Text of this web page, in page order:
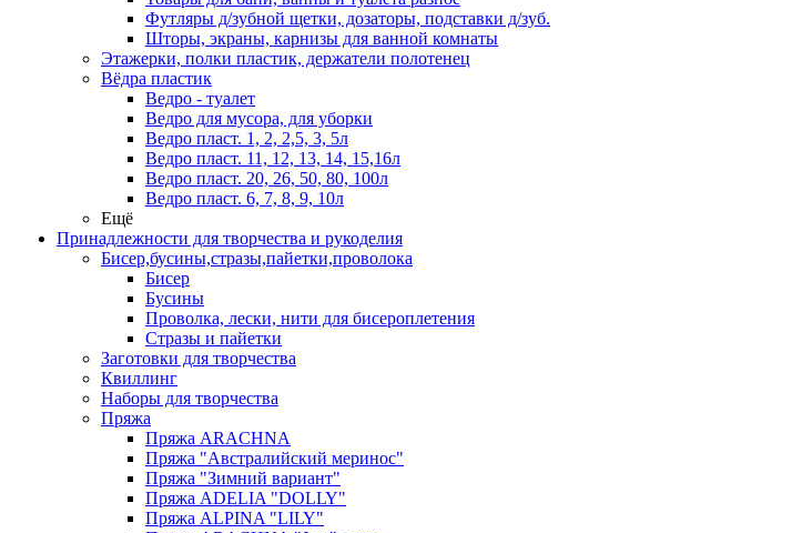
Футляры д/зубной щетки, дозаторы, подставки д/зуб.
Шторы, экраны, карнизы для ванной комнаты
Этажерки, полки пластик, держатели полотенец
Вёдра пластик
Ведро - туалет
Ведро для мусора, для уборки
Ведро пласт. 1, 2, 2,5, 3, 5л
Ведро пласт. 11, 12, 13, 14, 15,16л
Ведро пласт. 20, 26, 50, 80, 100л
Ведро пласт. 6, 7, 8, 9, 10л
Ещё
Принадлежности для творчества и рукоделия
Бисер,бусины,стразы,пайетки,проволока
Бисер
Бусины
Проволка, лески, нити для бисероплетения
Стразы и пайетки
Заготовки для творчества
Квиллинг
Наборы для творчества
Пряжа
Пряжа ARACHNA
Пряжа "Австралийский меринос"
Пряжа "Зимний вариант"
Пряжа ADELIA "DOLLY"
Пряжа ALPINA "LILY"